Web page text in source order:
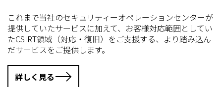
これまで当社のセキュリティーオペレーションセンターが
提供していたサービスに加えて、お客様対応範囲としてい
たCSIRT領域（対応・復旧）をご支援する、より踏み込ん
だサービスをご提供します。
詳しく見る